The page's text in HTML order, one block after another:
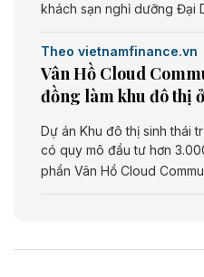
khách sạn nghỉ dưỡng Đại
Theo vietnamfinance.vn
Vân Hồ Cloud
đồng làm khu đô thị
Dự án Khu đô thị sinh thái
có quy mô đầu tư hơn
phần Vân Hồ Cloud